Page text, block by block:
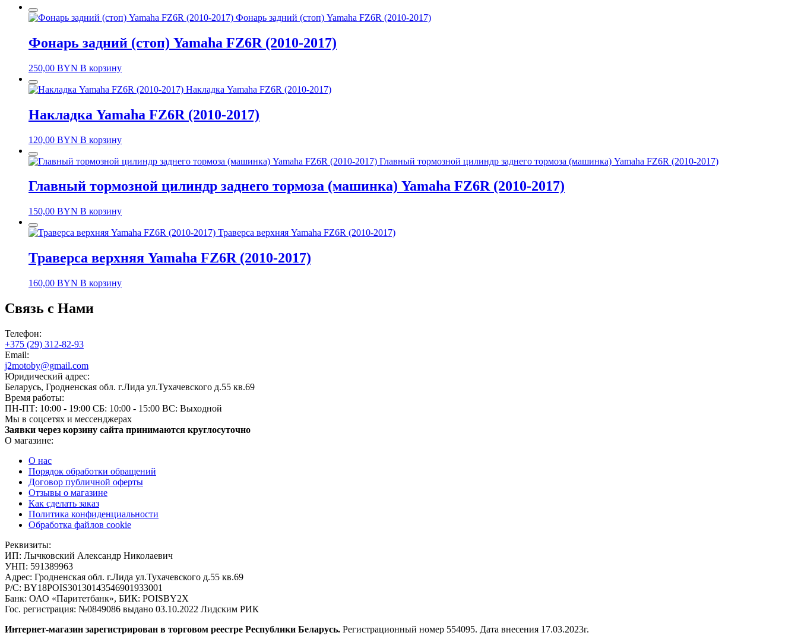
Фонарь задний (стоп) Yamaha FZ6R (2010-2017)
Фонарь задний (стоп) Yamaha FZ6R (2010-2017)
250,00 BYN В корзину
Накладка Yamaha FZ6R (2010-2017)
Накладка Yamaha FZ6R (2010-2017)
120,00 BYN В корзину
Главный тормозной цилиндр заднего тормоза (машинка) Yamaha FZ6R (2010-2017)
Главный тормозной цилиндр заднего тормоза (машинка) Yamaha FZ6R (2010-2017)
150,00 BYN В корзину
Траверса верхняя Yamaha FZ6R (2010-2017)
Траверса верхняя Yamaha FZ6R (2010-2017)
160,00 BYN В корзину
Связь с Нами
Телефон:
+375 (29) 312-82-93
Email:
j2motoby@gmail.com
Юридический адрес:
Беларусь, Гродненская обл. г.Лида ул.Тухачевского д.55 кв.69
Время работы:
ПН-ПТ: 10:00 - 19:00 СБ: 10:00 - 15:00 ВС: Выходной
Мы в соцсетях и мессенджерах
Заявки через корзину сайта принимаются круглосуточно
О магазине:
О нас
Порядок обработки обращений
Договор публичной оферты
Отзывы о магазине
Как сделать заказ
Политика конфиденциальности
Обработка файлов cookie
Реквизиты:
ИП: Лычковский Александр Николаевич
УНП: 591389963
Адрес: Гродненская обл. г.Лида ул.Тухачевского д.55 кв.69
Р/С: BY18POIS30130143546901933001
Банк: ОАО «Паритетбанк», БИК: POISBY2X
Гос. регистрация: №0849086 выдано 03.10.2022 Лидским РИК
Интернет-магазин зарегистрирован в торговом реестре Республики Беларусь. Регистрационный номер 554095. Дата внесения 17.03.2023г.